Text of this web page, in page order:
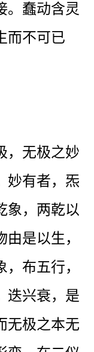
。蠢动含灵
而不可已
，无极之妙
妙有者，炁
象，两乾以
是以生，
布五行，
迭兴衰，是
无极之本无